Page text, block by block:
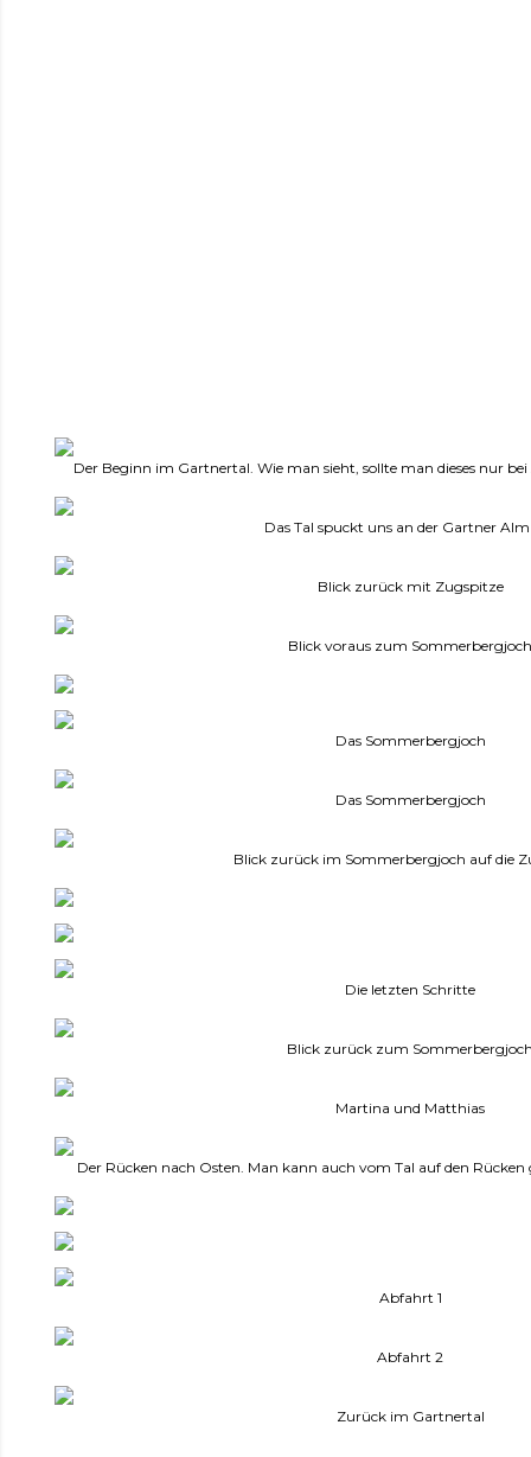
Der Beginn im Gartnertal. Wie man sieht, sollte man dieses nur bei
Das Tal spuckt uns an der Gartner Alm
Blick zurück mit Zugspitze
Blick voraus zum Sommerbergjoch
Das Sommerbergjoch
Das Sommerbergjoch
Blick zurück im Sommerbergjoch auf die
Die letzten Schritte
Blick zurück zum
Martina und Matthias
Der Rücken nach Osten. Man kann auch vom Tal auf den
Abfahrt 1
Abfahrt 2
Zurück im Gartnertal